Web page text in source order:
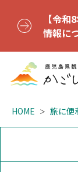
【令
情報に
HOME 旅に便